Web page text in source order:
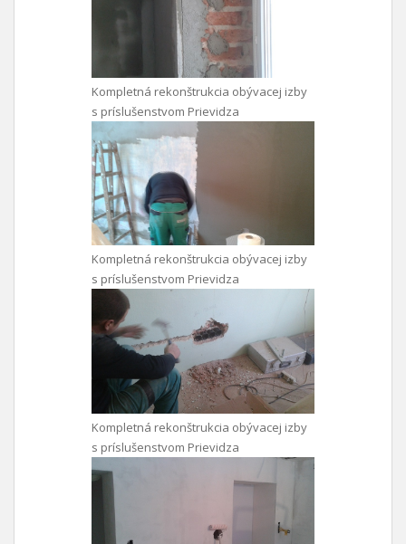
Kompletná rekonštrukcia obývacej izby
s príslušenstvom Prievidza
Kompletná rekonštrukcia obývacej izby
s príslušenstvom Prievidza
Kompletná rekonštrukcia obývacej izby
s príslušenstvom Prievidza